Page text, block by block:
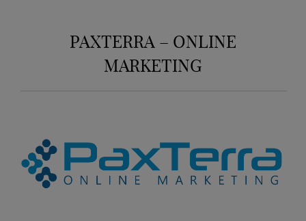
PAXTERRA – ONLINE
MARKETING